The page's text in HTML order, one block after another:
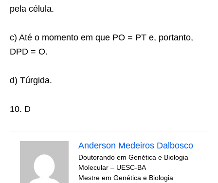
pela célula.
c) Até o momento em que PO = PT e, portanto,
DPD = O.
d) Túrgida.
10. D
Anderson Medeiros Dalbosco
Doutorando em Genética e Biologia
Molecular – UESC-BA
Mestre em Genética e Biologia